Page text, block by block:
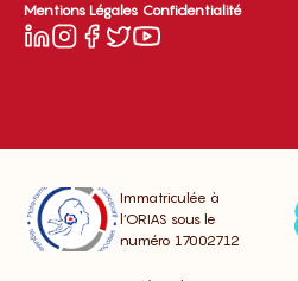
Mentions Légales Confidentialité
Immatriculée à
l’ORIAS sous le
numéro 17002712